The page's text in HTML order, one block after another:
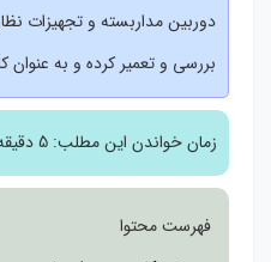
دوربین مداربسته و تجهیزات
بررسی و تعمیر کرده و به
زمان خواندن این مطلب: 5 دقیقه
فهرست محتوا